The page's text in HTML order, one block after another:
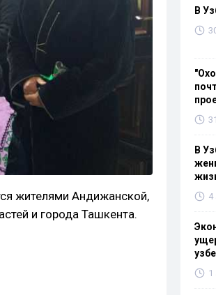
жителями Андижанской,
и города Ташкента.
В
В
4
1